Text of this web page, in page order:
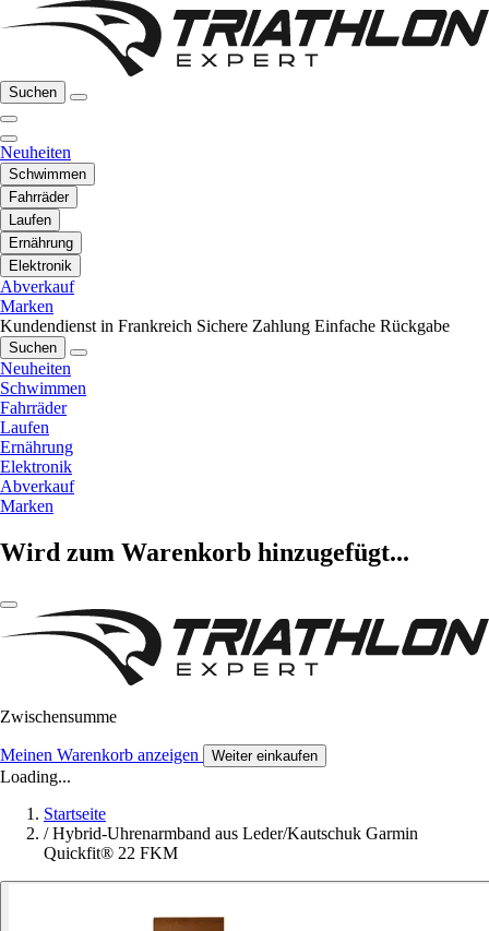
Suchen
Neuheiten
Schwimmen
Fahrräder
Laufen
Ernährung
Elektronik
Abverkauf
Marken
Kundendienst in Frankreich Sichere Zahlung Einfache Rückgabe
Suchen
Neuheiten
Schwimmen
Fahrräder
Laufen
Ernährung
Elektronik
Abverkauf
Marken
Wird zum Warenkorb hinzugefügt...
Zwischensumme
Meinen Warenkorb anzeigen Weiter einkaufen
Loading...
Startseite
/ Hybrid-Uhrenarmband aus Leder/Kautschuk Garmin
Quickfit® 22 FKM